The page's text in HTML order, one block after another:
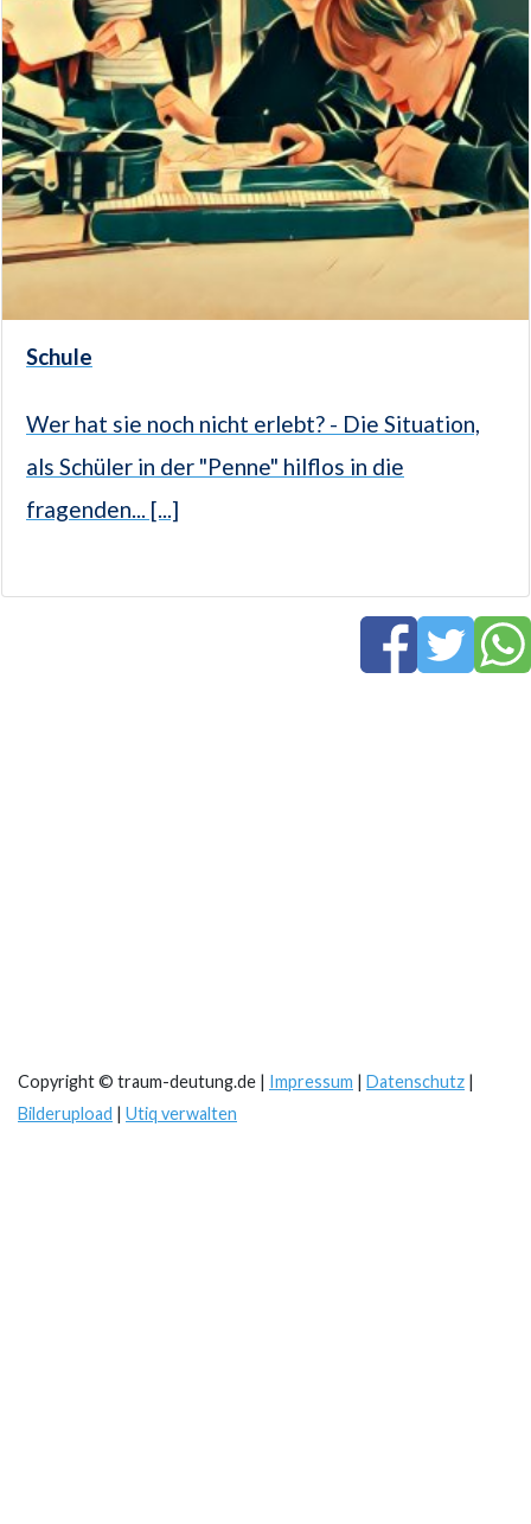
Schule
Wer hat sie noch nicht erlebt? - Die Situation,
als Schüler in der "Penne" hilflos in die
fragenden... [...]
Copyright © traum-deutung.de | Impressum | Datenschutz |
Bilderupload | Utiq verwalten